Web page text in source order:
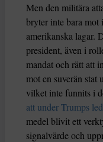
Men den militära
bryter inte bara mot
amerikanska lagar.
president, även i
mandat och rätt att
mot en suverän stat
vilket inte funnits i
att under Trumps
medel blivit ett
signalvärde och